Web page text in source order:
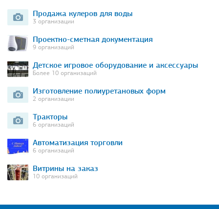
Продажа кулеров для воды
3 организации
Проектно-сметная документация
9 организаций
Детское игровое оборудование и аксессуары
Более 10 организаций
Изготовление полиуретановых форм
2 организации
Тракторы
6 организаций
Автоматизация торговли
6 организаций
Витрины на заказ
10 организаций